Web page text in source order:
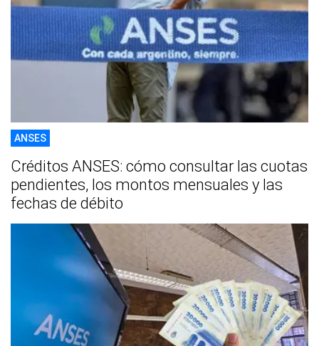
ANSES
Créditos ANSES: cómo consultar las cuotas
pendientes, los montos mensuales y las
fechas de débito